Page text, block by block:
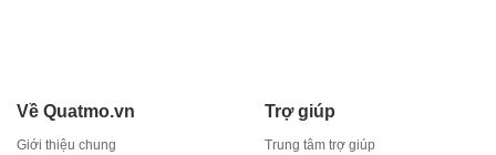
Về Quatmo.vn
Giới thiệu chung
Trợ giúp
Trung tâm trợ giúp